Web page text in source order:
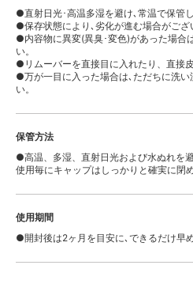
●直射日光･高温多湿を避け､常温で保管し
●保存状態により､劣化が進む場合がござ
●内容物に異変(異臭･変色)があった場合
い。
●リムーバーを直接目に入れたり、直接
●万が一目に入った場合は､ただちに洗
い。
保管方法
●高温、多湿、直射日光および水ぬれを
使用毎にキャップはしっかりと確実に閉
使用期間
●開封後は2ヶ月を目安に､できるだけ早